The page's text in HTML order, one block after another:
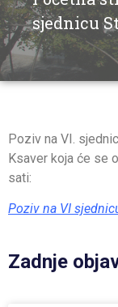
sjednicu
Poziv na VI.
Ksaver koja će se
sati:
Poziv na VI
Zadnje